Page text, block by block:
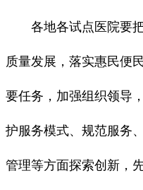
各地各试点医院要把
质量发展，落实惠民便
要任务，加强组织领导
护服务模式、规范服务
管理等方面探索创新，